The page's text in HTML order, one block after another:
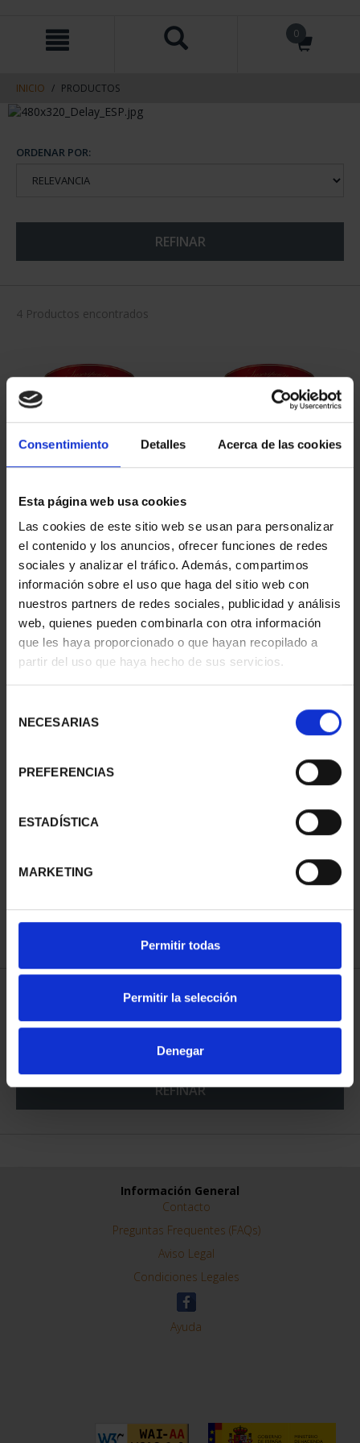
Consentimiento Detalles Acerca de las cookies
Esta página web usa cookies
Las cookies de este sitio web se usan para personalizar
el contenido y los anuncios, ofrecer funciones de redes
sociales y analizar el tráfico. Además, compartimos
información sobre el uso que haga del sitio web con
nuestros partners de redes sociales, publicidad y análisis
web, quienes pueden combinarla con otra información
que les haya proporcionado o que hayan recopilado a
partir del uso que haya hecho de sus servicios.
NECESARIAS
PREFERENCIAS
ESTADÍSTICA
MARKETING
Permitir todas
Permitir la selección
Denegar
contenido
navegacin
0
INICIO PRODUCTOS
ORDENAR POR:
REFINAR
4 Productos encontrados
SUSCRIPCIÓN
CAPITALES DE
PROVINCIA 1
949,00 €
Sólo para usuarios
registrados
SUSCRIPCIÓN
CAPITALES DE
PROVINCIA 2
949,00 €
Sólo para usuarios
registrados
SUSCRIPCIÓN
949,00 €
registrados
SUSCRIPCIÓN
CAPITALES DE
PROVINCIA 4
949,00 €
registrados
REFINAR
Información General
Contacto
Preguntas Frequentes (FAQs)
Aviso Legal
Condiciones Legales
Ayuda